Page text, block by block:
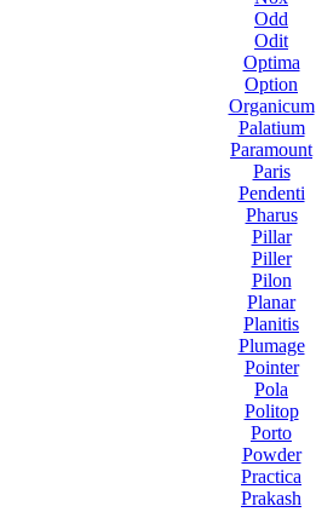
Odd
Odit
Optima
Option
Organicum
Palatium
Paramount
Paris
Pendenti
Pharus
Pillar
Piller
Pilon
Planar
Planitis
Plumage
Pointer
Pola
Politop
Porto
Powder
Practica
Prakash